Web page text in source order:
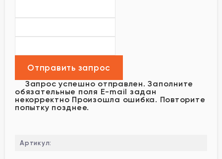
Запрос успешно отправлен. Заполните
обязательные поля E-mail задан
некорректно Произошла ошибка. Повторите
попытку позднее.
Артикул: